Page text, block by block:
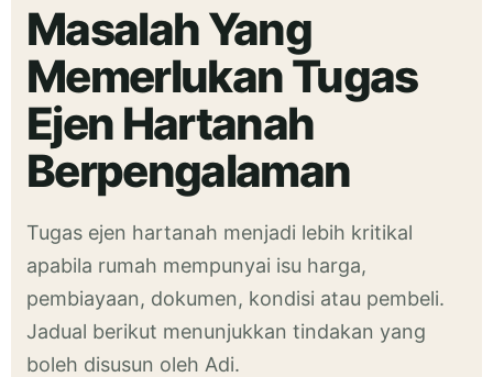
Masalah Yang
Memerlukan Tugas
Ejen Hartanah
Berpengalaman
Tugas ejen hartanah menjadi lebih kritikal
apabila rumah mempunyai isu harga,
pembiayaan, dokumen, kondisi atau pembeli.
Jadual berikut menunjukkan tindakan yang
boleh disusun oleh Adi.